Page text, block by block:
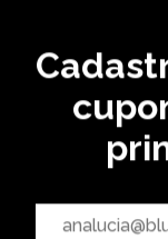
CAMISETA OVERSIZED
TORCEDOR - PRETO